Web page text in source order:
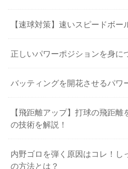
【速球対策】速いスピードボー
正しいパワーポジションを身に
バッティングを開花させるパワ
【飛距離アップ】打球の飛距離
の技術を解説！
内野ゴロを弾く原因はコレ！し
の方法とは？